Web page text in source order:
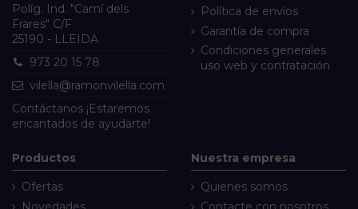
Políg. Ind. "Camí dels
Frares" C/F
25190 - LLEIDA
973 20 15 78
vilella@ramonvilella.com
Contáctanos ¡Estaremos
encantados de ayudarte!
Política de envíos
Garantía de compra
Condiciones generales
uso web y contratación
Productos
Ofertas
Nuestra empresa
Quienes somos